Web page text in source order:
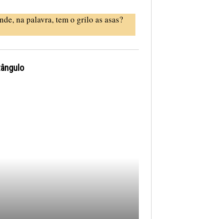
na palavra, tem o grilo as asas?